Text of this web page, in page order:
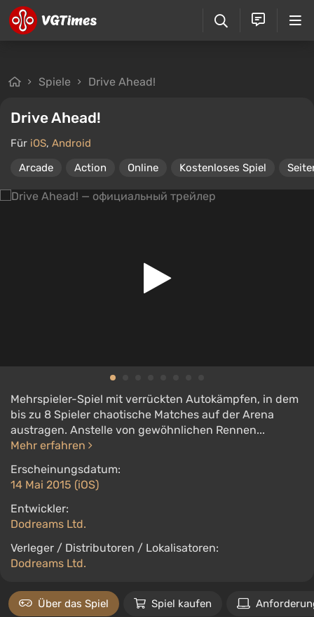
Spiele Drive Ahead!
Drive Ahead!
Für iOS, Android
Arcade
Action Online Kostenloses Spiel
Mehrspieler-Spiel mit verrückten Autokämpfen, in dem
bis zu 8 Spieler chaotische Matches auf der Arena
austragen. Anstelle von gewöhnlichen Rennen...
Mehr erfahren
Erscheinungsdatum:
14 Mai 2015 (iOS)
Entwickler:
Dodreams Ltd.
Verleger / Distributoren / Lokalisatoren:
Dodreams Ltd.
Über das Spiel Spiel kaufen